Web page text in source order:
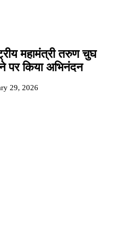
महामंत्री तरुण चुघ
पर किया अभिनंदन
29, 2026